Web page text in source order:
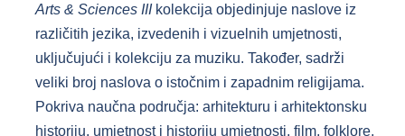
Arts & Sciences III kolekcija objedinjuje naslove iz
različitih jezika, izvedenih i vizuelnih umjetnosti,
uključujući i kolekciju za muziku. Također, sadrži
veliki broj naslova o istočnim i zapadnim religijama.
Pokriva naučna područja: arhitekturu i arhitektonsku
historiju, umjetnost i historiju umjetnosti, film, folklore,